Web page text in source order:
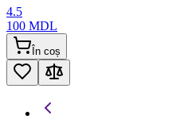
4.5
100 MDL
În coș